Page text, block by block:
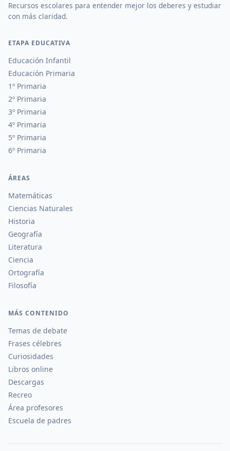
Recursos escolares para entender mejor los deberes y estudiar
con más claridad.
ETAPA EDUCATIVA
Educación Infantil
Educación Primaria
1º Primaria
2º Primaria
3º Primaria
4º Primaria
5º Primaria
6º Primaria
ÁREAS
Matemáticas
Ciencias Naturales
Historia
Geografía
Literatura
Ciencia
Ortografía
Filosofía
MÁS CONTENIDO
Temas de debate
Frases célebres
Curiosidades
Libros online
Descargas
Recreo
Área profesores
Escuela de padres